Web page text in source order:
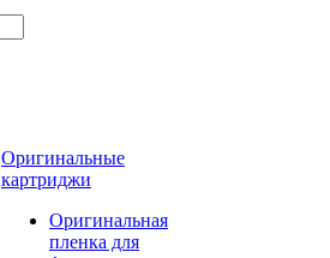
Оригинальные
картриджи
Оригинальная
пленка для